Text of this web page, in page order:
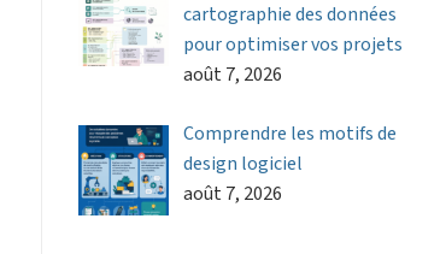
cartographie des données
pour optimiser vos projets
août 7, 2026
Comprendre les motifs de
design logiciel
août 7, 2026